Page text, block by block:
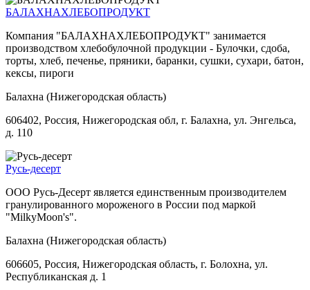
БАЛАХНАХЛЕБОПРОДУКТ
Компания "БАЛАХНАХЛЕБОПРОДУКТ" занимается
производством хлебобулочной продукции - Булочки, сдоба,
торты, хлеб, печенье, пряники, баранки, сушки, сухари, батон,
кексы, пироги
Балахна (Нижегородская область)
606402, Россия, Нижегородская обл, г. Балахна, ул. Энгельса,
д. 110
Русь-десерт
ООО Русь-Десерт является единственным производителем
гранулированного мороженого в России под маркой
"MilkyMoon's".
Балахна (Нижегородская область)
606605, Россия, Нижегородская область, г. Болохна, ул.
Республиканская д. 1